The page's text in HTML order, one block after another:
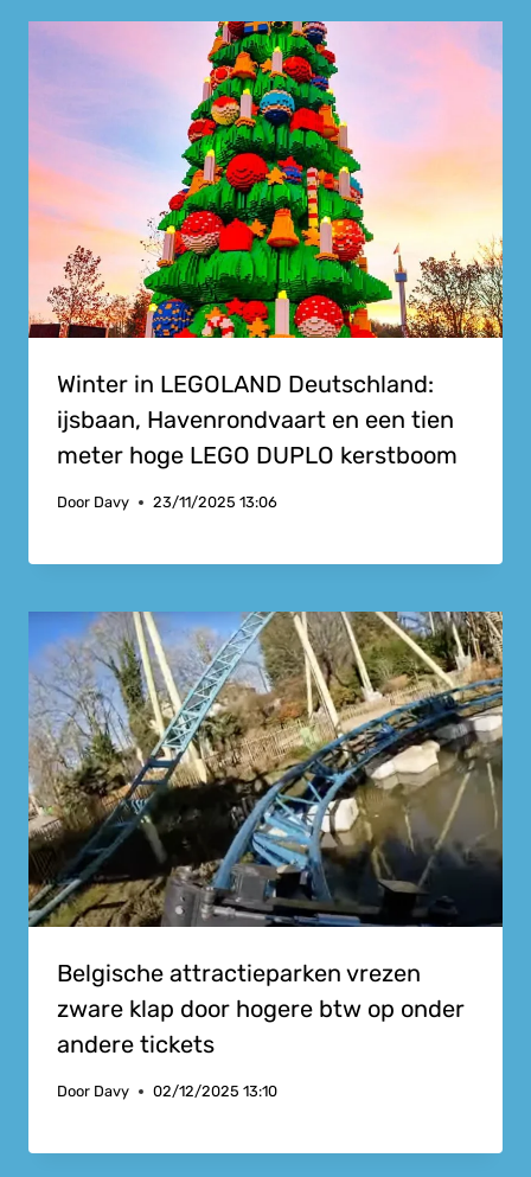
Winter in LEGOLAND Deutschland:
ijsbaan, Havenrondvaart en een tien
meter hoge LEGO DUPLO kerstboom
Door Davy 23/11/2025 13:06
Belgische attractieparken vrezen
zware klap door hogere btw op onder
andere tickets
Door Davy 02/12/2025 13:10